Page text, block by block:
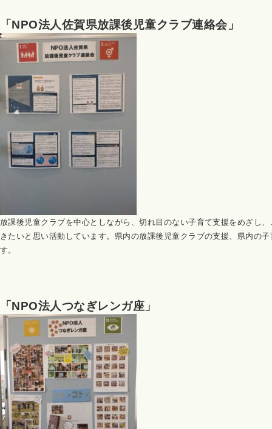
「NPO法人佐賀県放課後児童クラブ連絡会」
放課後児童クラブを中心としながら、切れ目のない子育て支援をめざし、
きたいと思い活動しています。県内の放課後児童クラブの支援、県内の
す。
「NPO法人つなぎレンガ座 」